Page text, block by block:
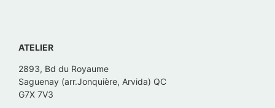
ATELIER
2893, Bd du Royaume
Saguenay (arr.Jonquière, Arvida) QC
G7X 7V3